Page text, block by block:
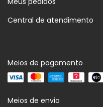
Central de atendimento
Meios de pagamento
Meios de envio